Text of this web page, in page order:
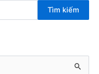
Tìm kiếm